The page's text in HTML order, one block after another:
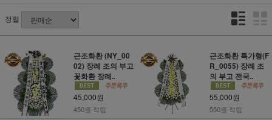
정렬
근조화환 (NY_00
02) 장례 조의 부고
꽃화환 장례..
45,000원
450원 적립
근조화환 특가형(F
R_0055) 장례 조
의 부고 전국..
55,000원
550원 적립